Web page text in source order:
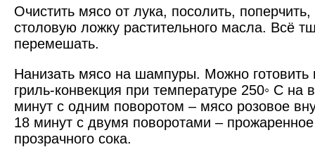
Очистить мясо от лука, посолить,
столовую ложку растительного масла. Всё
перемешать.
Нанизать мясо на шампуры. Можно готовить
гриль-конвекция при температуре 250◦ С на
минут с одним поворотом – мясо розовое
18 минут с двумя поворотами –
прозрачного сока.